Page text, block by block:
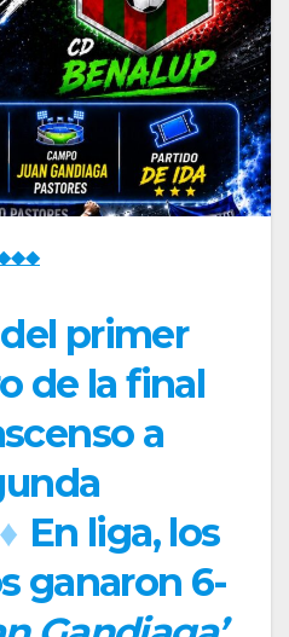
primer
de la final
a
♦ En liga, los
ganaron 6-